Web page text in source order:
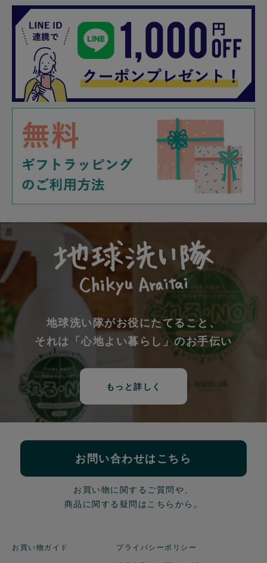
地球洗い隊がお役にたてること、
それは「心地よい暮らし」のお手伝い
もっと詳しく
お問い合わせはこちら
お買い物に関するご質問や、
商品に関する疑問はこちらから。
お買い物ガイド プライバシーポリシー